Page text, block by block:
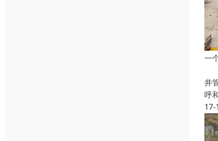
一
井
呼
17-